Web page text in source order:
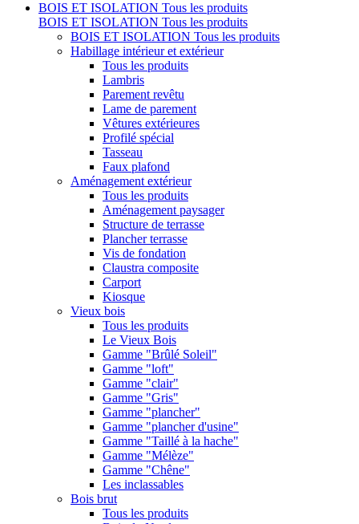
BOIS ET ISOLATION Tous les produits
BOIS ET ISOLATION Tous les produits
BOIS ET ISOLATION Tous les produits
Habillage intérieur et extérieur
Tous les produits
Lambris
Parement revêtu
Lame de parement
Vêtures extérieures
Profilé spécial
Tasseau
Faux plafond
Aménagement extérieur
Tous les produits
Aménagement paysager
Structure de terrasse
Plancher terrasse
Vis de fondation
Claustra composite
Carport
Kiosque
Vieux bois
Tous les produits
Le Vieux Bois
Gamme "Brûlé Soleil"
Gamme "loft"
Gamme "clair"
Gamme "Gris"
Gamme "plancher"
Gamme "plancher d'usine"
Gamme "Taillé à la hache"
Gamme "Mélèze"
Gamme "Chêne"
Les inclassables
Bois brut
Tous les produits